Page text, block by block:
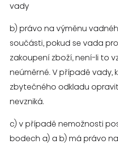
vady
b) právo na výměnu
součásti, pokud se vada
zakoupení zboží, není-li to
neúměrné. V případě vady,
zbytečného odkladu
nevzniká.
c) v případě nemožnosti
bodech a) a b) má právo